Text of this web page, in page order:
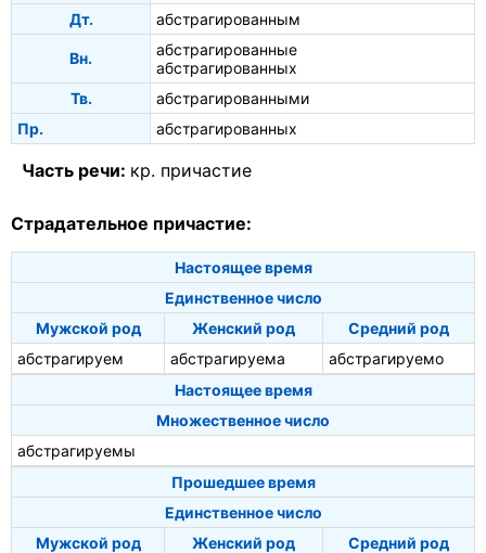
Дт.
абстрагированным
Вн.
абстрагированные
абстрагированных
Тв.
абстрагированными
Пр.
абстрагированных
Часть речи: кр. причастие
Страдательное причастие:
Настоящее время
Единственное число
Мужской род
Женский род
Средний род
абстрагируем
абстрагируема
абстрагируемо
Настоящее время
Множественное число
абстрагируемы
Прошедшее время
Единственное число
Мужской род
Женский род
Средний род